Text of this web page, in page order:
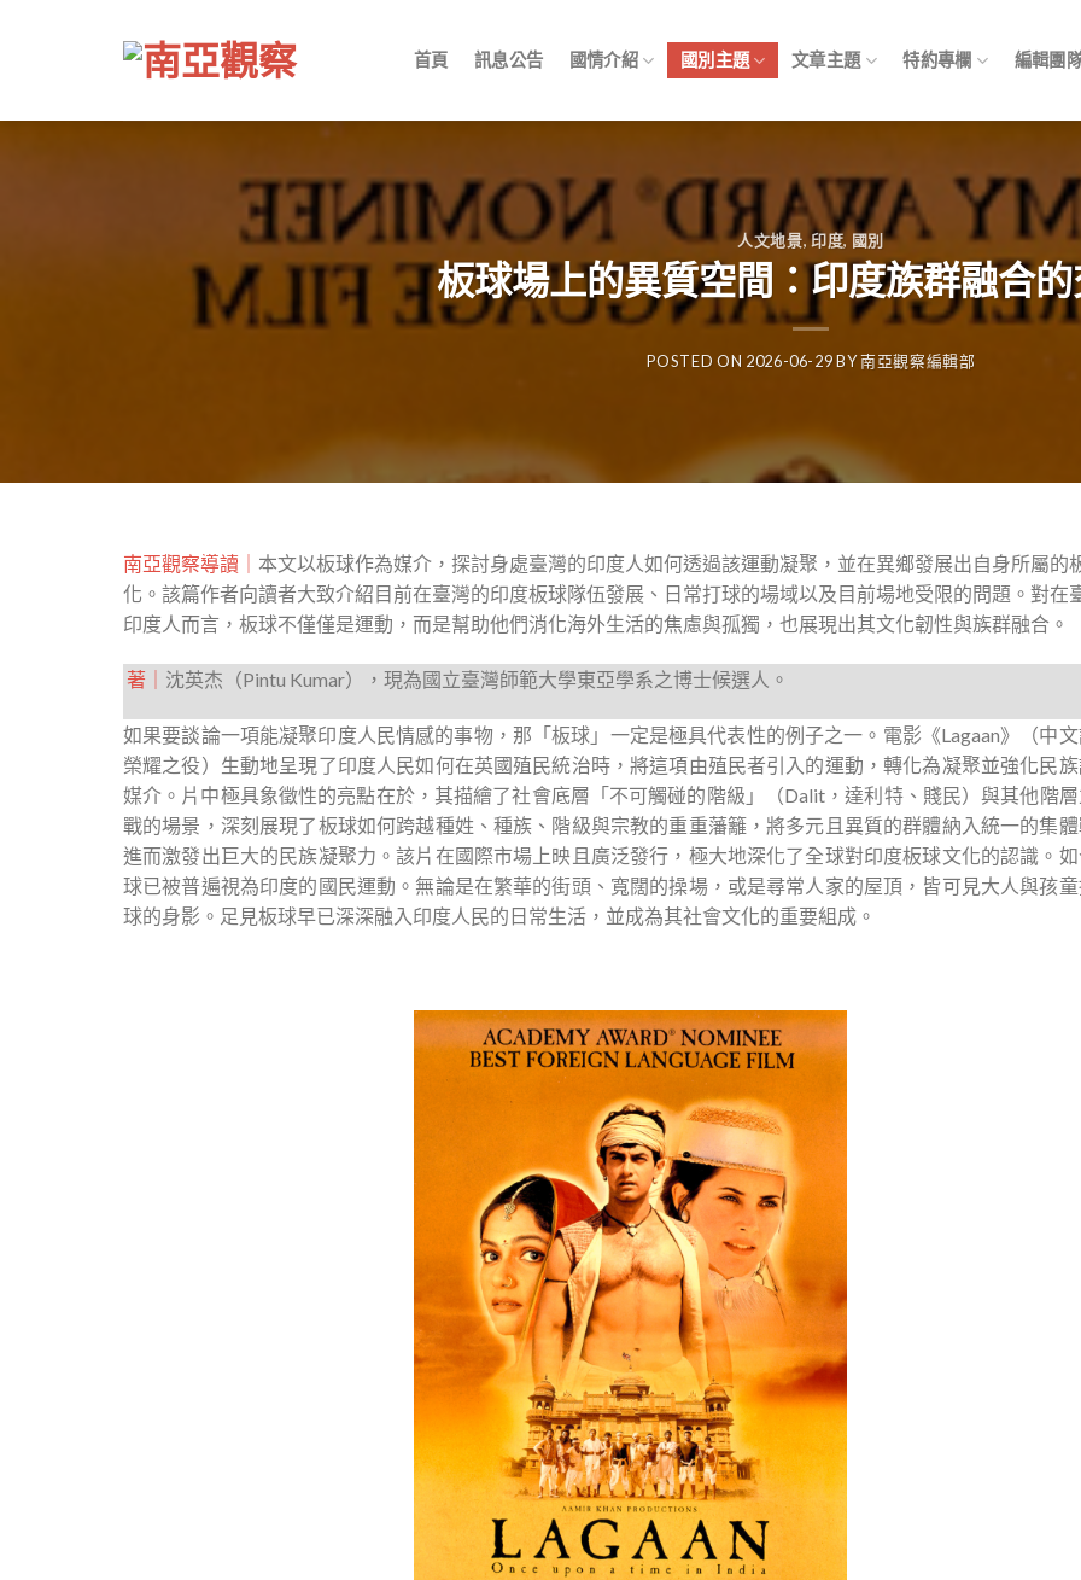
首頁 訊息公告 國情介紹 國別主題 文章主題 特約專欄 編輯團
人文地景,印度, 國別
板球場上的異質空間：印度族群融合
POSTED ON 2026-06-29BY南亞觀察編輯部
南亞觀察導讀｜ 本文以板球作為媒介，探討身處臺灣的印度人如何透過該運動凝聚，並在異鄉發展出自身所屬的
化。該篇作者向讀者大致介紹目前在臺灣的印度板球隊伍發展、日常打球的場域以及目前場地受限的問題。對在
印度人而言，板球不僅僅是運動，而是幫助他們消化海外生活的焦慮與孤獨，也展現出其文化韌性與族群融合。
著｜ 沈英杰（Pintu Kumar），現為國立臺灣師範大學東亞學系之博士候選人。
如果要談論一項能凝聚印度人民情感的事物，那「板球」一定是極具代表性的例子之一。電影《Lagaan》（中
榮耀之役）生動地呈現了印度人民如何在英國殖民統治時，將這項由殖民者引入的運動，轉化為凝聚並強化民
媒介。片中極具象徵性的亮點在於，其描繪了社會底層「不可觸碰的階級」（Dalit，達利特、賤民）與其他階
戰的場景，深刻展現了板球如何跨越種姓、種族、階級與宗教的重重藩籬，將多元且異質的群體納入統一的集
進而激發出巨大的民族凝聚力。該片在國際市場上映且廣泛發行，極大地深化了全球對印度板球文化的認識。
球已被普遍視為印度的國民運動。無論是在繁華的街頭、寬闊的操場，或是尋常人家的屋頂，皆可見大人與孩
球的身影。足見板球早已深深融入印度人民的日常生活，並成為其社會文化的重要組成。